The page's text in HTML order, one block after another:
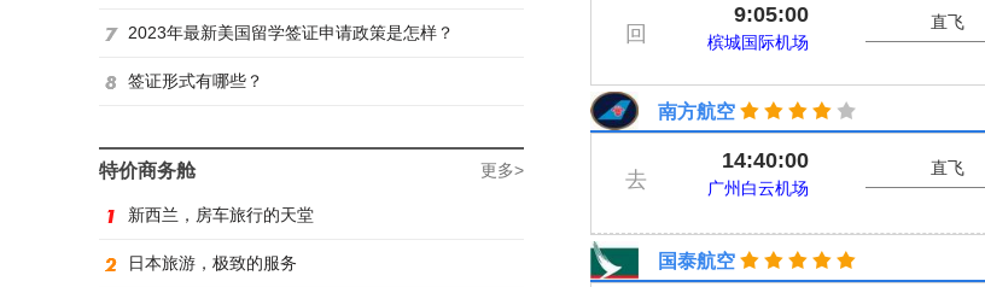
2023年最新美国留学签证申请政策是怎样？
签证形式有哪些？
特价商务舱 更多>
新西兰，房车旅行的天堂
日本旅游，极致的服务
回
9:05:00
槟城国际机场
直飞
南方航空
去
14:40:00
广州白云机场
直飞
国泰航空